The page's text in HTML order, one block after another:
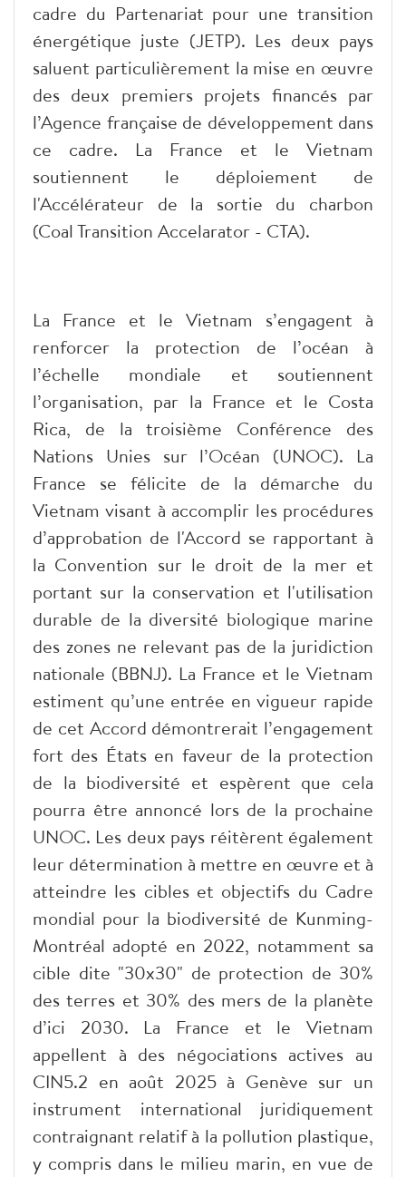
cadre du Partenariat pour une transition
énergétique juste (JETP). Les deux pays
saluent particulièrement la mise en œuvre
des deux premiers projets financés par
l’Agence française de développement dans
ce cadre. La France et le Vietnam
soutiennent le déploiement de
l'Accélérateur de la sortie du charbon
(Coal Transition Accelarator - CTA).
La France et le Vietnam s’engagent à
renforcer la protection de l’océan à
l’échelle mondiale et soutiennent
l’organisation, par la France et le Costa
Rica, de la troisième Conférence des
Nations Unies sur l’Océan (UNOC). La
France se félicite de la démarche du
Vietnam visant à accomplir les procédures
d’approbation de l'Accord se rapportant à
la Convention sur le droit de la mer et
portant sur la conservation et l'utilisation
durable de la diversité biologique marine
des zones ne relevant pas de la juridiction
nationale (BBNJ). La France et le Vietnam
estiment qu’une entrée en vigueur rapide
de cet Accord démontrerait l’engagement
fort des États en faveur de la protection
de la biodiversité et espèrent que cela
pourra être annoncé lors de la prochaine
UNOC. Les deux pays réitèrent également
leur détermination à mettre en œuvre et à
atteindre les cibles et objectifs du Cadre
mondial pour la biodiversité de Kunming-
Montréal adopté en 2022, notamment sa
cible dite "30x30" de protection de 30%
des terres et 30% des mers de la planète
d’ici 2030. La France et le Vietnam
appellent à des négociations actives au
CIN5.2 en août 2025 à Genève sur un
instrument international juridiquement
contraignant relatif à la pollution plastique,
y compris dans le milieu marin, en vue de